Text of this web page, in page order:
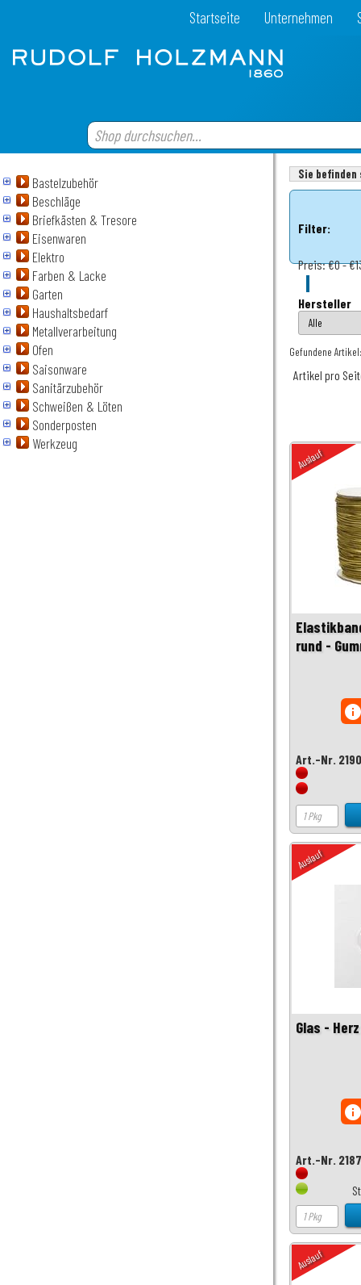
Startseite Unternehmen
Bastelzubehör
Beschläge
Briefkästen & Tresore
Eisenwaren
Elektro
Farben & Lacke
Garten
Haushaltsbedarf
Metallverarbeitung
Ofen
Saisonware
Sanitärzubehör
Schweißen & Löten
Sonderposten
Werkzeug
Sie
Filter:
Preis:€0 -
Hersteller
Gefundene
Artikel pro
Auslauf
rund -
Art.-Nr.
Auslauf
Glas -
Art.-Nr.
Auslauf